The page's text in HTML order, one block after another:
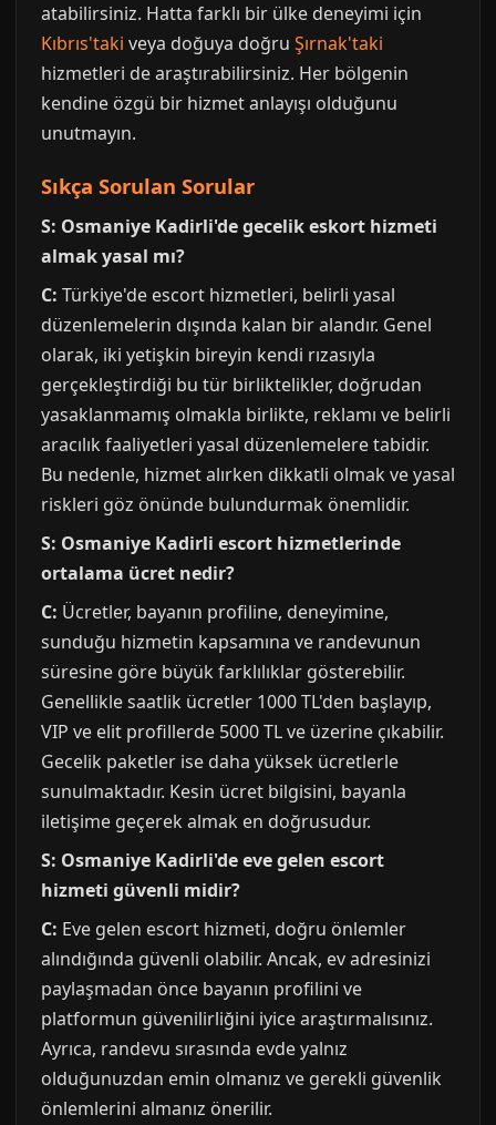
atabilirsiniz. Hatta farklı bir ülke deneyimi için
Kıbrıs'taki veya doğuya doğru Şırnak'taki
hizmetleri de araştırabilirsiniz. Her bölgenin
kendine özgü bir hizmet anlayışı olduğunu
unutmayın.
Sıkça Sorulan Sorular
S: Osmaniye Kadirli'de gecelik eskort hizmeti
almak yasal mı?
C: Türkiye'de escort hizmetleri, belirli yasal
düzenlemelerin dışında kalan bir alandır. Genel
olarak, iki yetişkin bireyin kendi rızasıyla
gerçekleştirdiği bu tür birliktelikler, doğrudan
yasaklanmamış olmakla birlikte, reklamı ve belirli
aracılık faaliyetleri yasal düzenlemelere tabidir.
Bu nedenle, hizmet alırken dikkatli olmak ve yasal
riskleri göz önünde bulundurmak önemlidir.
S: Osmaniye Kadirli escort hizmetlerinde
ortalama ücret nedir?
C: Ücretler, bayanın profiline, deneyimine,
sunduğu hizmetin kapsamına ve randevunun
süresine göre büyük farklılıklar gösterebilir.
Genellikle saatlik ücretler 1000 TL'den başlayıp,
VIP ve elit profillerde 5000 TL ve üzerine çıkabilir.
Gecelik paketler ise daha yüksek ücretlerle
sunulmaktadır. Kesin ücret bilgisini, bayanla
iletişime geçerek almak en doğrusudur.
S: Osmaniye Kadirli'de eve gelen escort
hizmeti güvenli midir?
C: Eve gelen escort hizmeti, doğru önlemler
alındığında güvenli olabilir. Ancak, ev adresinizi
paylaşmadan önce bayanın profilini ve
platformun güvenilirliğini iyice araştırmalısınız.
Ayrıca, randevu sırasında evde yalnız
olduğunuzdan emin olmanız ve gerekli güvenlik
önlemlerini almanız önerilir.